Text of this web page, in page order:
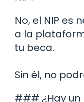
No, el NIP es
a la
tu beca.
Sin él, no
### ¿Hay un